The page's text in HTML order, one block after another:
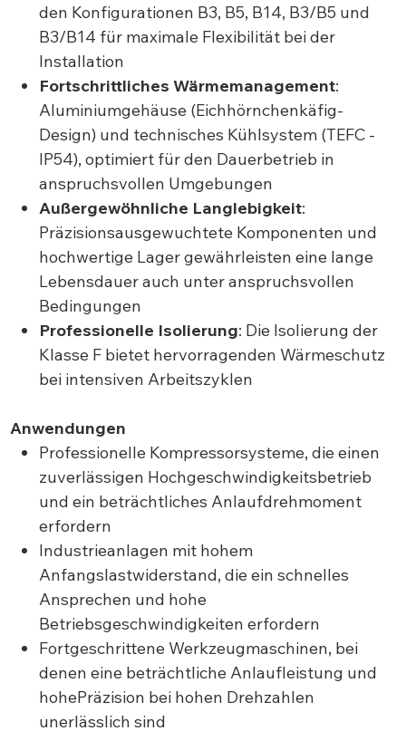
den Konfigurationen B3, B5, B14, B3/B5 und
B3/B14 für maximale Flexibilität bei der
Installation
Fortschrittliches Wärmemanagement:
Aluminiumgehäuse (Eichhörnchenkäfig-
Design) und technisches Kühlsystem (TEFC -
IP54), optimiert für den Dauerbetrieb in
anspruchsvollen Umgebungen
Außergewöhnliche Langlebigkeit:
Präzisionsausgewuchtete Komponenten und
hochwertige Lager gewährleisten eine lange
Lebensdauer auch unter anspruchsvollen
Bedingungen
Professionelle Isolierung: Die Isolierung der
Klasse F bietet hervorragenden Wärmeschutz
bei intensiven Arbeitszyklen
Anwendungen
Professionelle Kompressorsysteme, die einen
zuverlässigen Hochgeschwindigkeitsbetrieb
und ein beträchtliches Anlaufdrehmoment
erfordern
Industrieanlagen mit hohem
Anfangslastwiderstand, die ein schnelles
Ansprechen und hohe
Betriebsgeschwindigkeiten erfordern
Fortgeschrittene Werkzeugmaschinen, bei
denen eine beträchtliche Anlaufleistung und
hohePräzision bei hohen Drehzahlen
unerlässlich sind